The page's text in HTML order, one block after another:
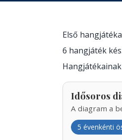
Első
6 hangjáték
Idősoros
A diagram a
5 évenkénti